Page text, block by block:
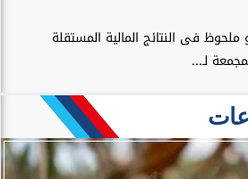
ملحوظ فى النتائج المالية المستقلة
لـ...